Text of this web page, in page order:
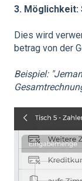
3. Möglichkeit:
Dies wird
betrag von der
Beispiel: